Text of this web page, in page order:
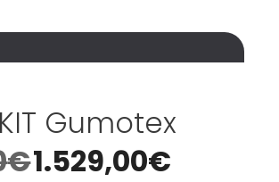
Gumotex
€1.529,00€